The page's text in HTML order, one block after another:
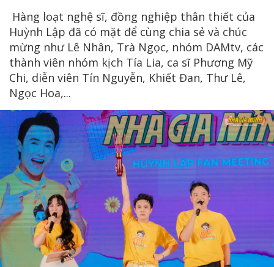
Hàng loạt nghệ sĩ, đồng nghiệp thân thiết của
Huỳnh Lập đã có mặt để cùng chia sẻ và chúc
mừng như Lê Nhân, Trà Ngọc, nhóm DAMtv, các
thành viên nhóm kịch Tía Lia, ca sĩ Phương Mỹ
Chi, diễn viên Tín Nguyễn, Khiết Đan, Thư Lê,
Ngọc Hoa,...